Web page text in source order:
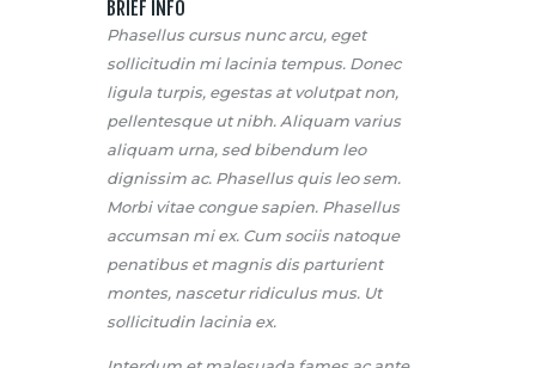
BRIEF INFO
Phasellus cursus nunc arcu, eget
sollicitudin mi lacinia tempus. Donec
ligula turpis, egestas at volutpat non,
pellentesque ut nibh. Aliquam varius
aliquam urna, sed bibendum leo
dignissim ac. Phasellus quis leo sem.
Morbi vitae congue sapien. Phasellus
accumsan mi ex. Cum sociis natoque
penatibus et magnis dis parturient
montes, nascetur ridiculus mus. Ut
sollicitudin lacinia ex.